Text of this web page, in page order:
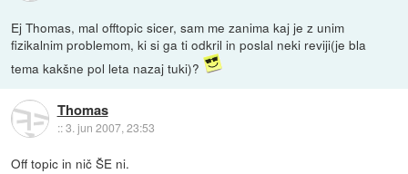
Ej Thomas, mal offtopic sicer, sam me zanima kaj je z unim
fizikalnim problemom, ki si ga ti odkril in poslal neki reviji(je bla
tema kakšne pol leta nazaj tuki)?
Thomas
::3. jun 2007, 23:53
Off topic in nič ŠE ni.